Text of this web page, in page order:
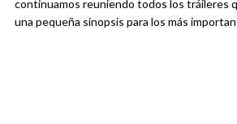
continuamos reuniendo todos los tráileres
una pequeña sinopsis para los más